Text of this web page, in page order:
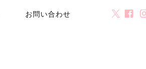
お問い合わせ